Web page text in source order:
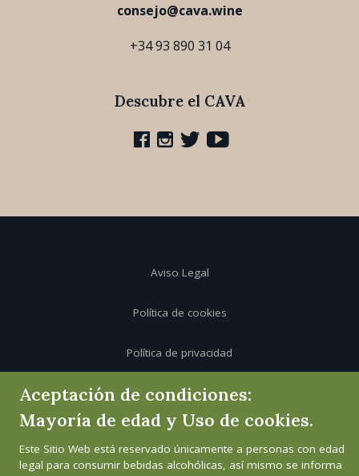
consejo@cava.wine
+34 93 890 31 04
Descubre el CAVA
Aviso Legal
Política de cookies
Política de privacidad
Canal de informante
Aceptación de condiciones:
Mayoría de edad y Uso de cookies.
Este Sitio Web está reservado únicamente a personas con edad
legal para consumir bebidas alcohólicas, así mismo se informa